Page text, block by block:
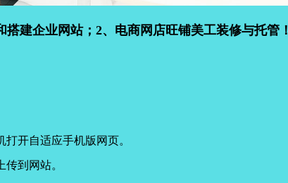
建企业网站；2、电商网店旺铺美工装修与托管！
开自适应手机版网页。
到网站。